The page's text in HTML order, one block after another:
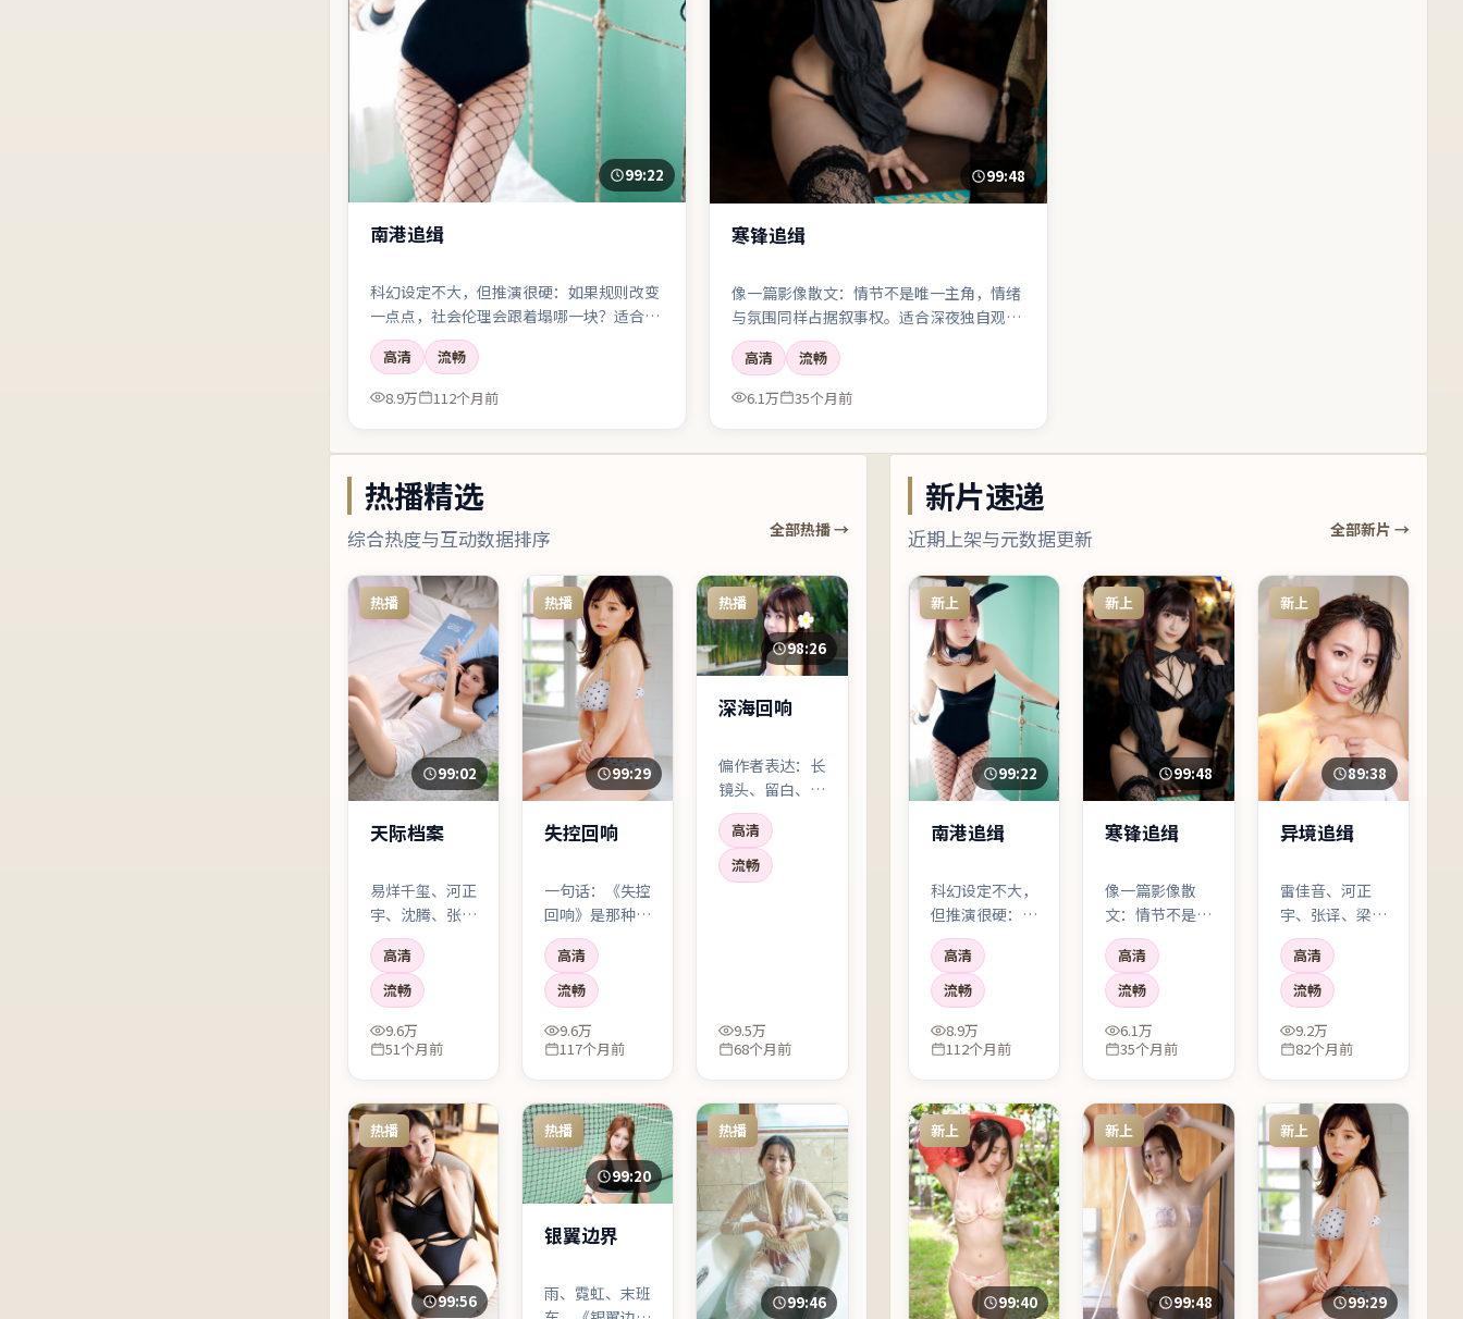
99:22
南港追缉
科幻设定不大，但推演很硬：如果规则改变
一点点，社会伦理会跟着塌哪一块？适合喜
欢「思想实验」的观众。
高清 流畅
8.9万 112个月前
99:48
寒锋追缉
像一篇影像散文：情节不是唯一主角，情绪
与氛围同样占据叙事权。适合深夜独自观
看。
高清
流畅
6.1万
35个月前
热播精选
综合热度与互动数据排序 全部热播 →
热播
99:02
天际档案
易烊千玺、河正
宇、沈腾、张译
同台，化学反应
比剧情梗还好
看。导演显然更
相信「人」，而
不是花活。
高清
流畅
9.6万
51个月前
热播
99:29
失控回响
一句话：《失控
回响》是那种
「看完会沉默两
分钟」的电影。
动漫外壳下藏着
很私人的疼痛，
汤唯的眼神戏尤
其要命。
高清
流畅
9.6万
117个月前
热播
98:26
深海回响
偏作者表达：长
镜头、留白、少
配乐。喜欢强刺
激的朋友可能要
耐心一点；吃这
套的人会反复拉
高清
流畅
9.5万
68个月前
热播
99:56
热播
99:20
银翼边界
雨、霓虹、末班
热播
99:46
新片速递
近期上架与元数据更新 全部新片 →
新上
99:22
南港追缉
科幻设定不大，
但推演很硬：如
果规则改变一点
点，社会伦理会
跟着塌哪一块？
适合喜欢「思想
实验」的观众。
高清
流畅
8.9万
112个月前
新上
99:48
寒锋追缉
像一篇影像散
文：情节不是唯
一主角，情绪与
氛围同样占据叙
事权。适合深夜
独自观看。
高清
流畅
6.1万
35个月前
新上
89:38
异境追缉
雷佳音、河正
宇、张译、梁朝
伟同台，化学反
应比剧情梗还好
看。导演显然更
相信「人」，而
不是花活。
高清
流畅
9.2万
82个月前
新上
99:40
新上
99:48
新上
99:29